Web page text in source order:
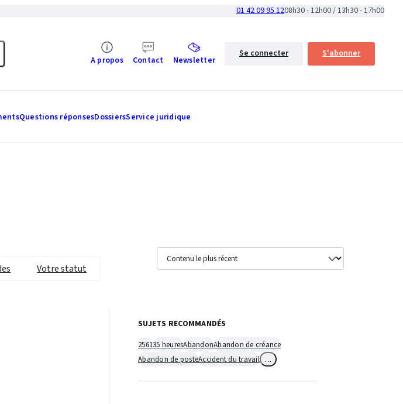
01 42 09 95 1208h30 - 12h00 / 13h30 - 17h00
A propos Contact Newsletter
Se connecter S'abonner
Questions réponsesDossiersService juridique
Votre statut
SUJETS RECOMMANDÉS
256135 heuresAbandonAbandon de créance
Abandon de posteAccident du travail